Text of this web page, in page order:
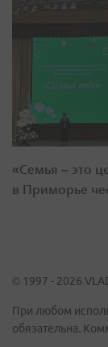
«Семья – это
в Приморье
© 1997 - 2026
При любом
обязательна.